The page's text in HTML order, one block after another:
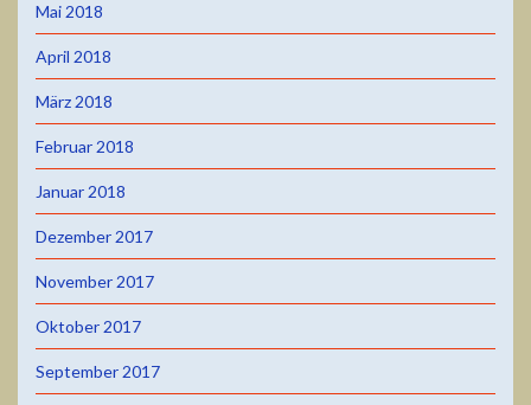
Mai 2018
April 2018
März 2018
Februar 2018
Januar 2018
Dezember 2017
November 2017
Oktober 2017
September 2017